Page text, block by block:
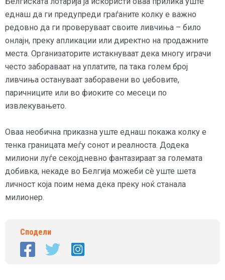
еднаш да ги предупреди граѓаните колку е важно
редовно да ги проверуваат своите ливчиња – било
онлајн, преку апликации или директно на продажните
места. Организаторите истакнуваат дека многу играчи
често забораваат на уплатите, па така голем број
ливчиња остануваат заборавени во џебовите,
паричниците или во фиоките со месеци по
извлекувањето.
Оваа необична приказна уште еднаш покажа колку е
тенка границата меѓу сонот и реалноста. Додека
милиони луѓе секојдневно фантазираат за големата
добивка, некаде во Белгија можеби сè уште шета
личност која поим нема дека преку ноќ станала
милионер.
Сподели